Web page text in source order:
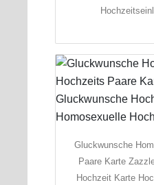
Gluckwunsche
Paare Karte
Hochzeit Karte